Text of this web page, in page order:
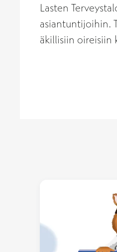
Lasten
asiantuntijoihin.
äkillisiin oireisiin